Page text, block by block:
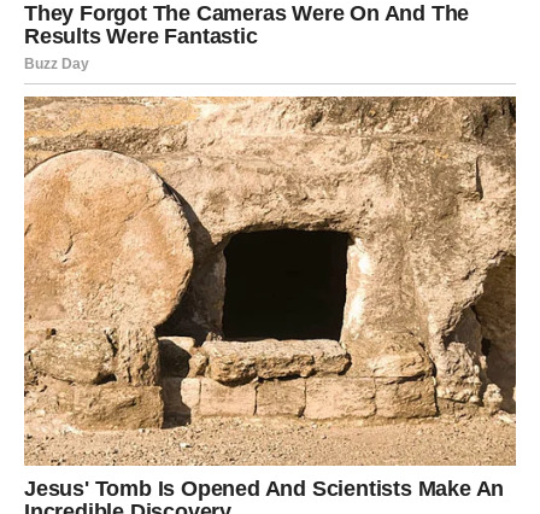
spremnost da uvijek krenete naprijed.
Sve ono što ste ulagali vraća vam se kroz srećne
okolnosti, finansijski napredak, ljubav, uspjeh i osjećaj da
vam život konačno daje ono što ste dugo zaslužili.
Završna poruka zvijezda za Ovna
Pred vama je poseban period u kojem ćete imati mnogo
razloga za sreću. Ljubav će procvjetati, finansije će se
značajno poboljšati, a poslovne prilike donijeće vam
uspjeh o kojem ste dugo razmišljali.
Budite otvoreni za nove mogućnosti, vjerujte svojim
odlukama i ne dozvolite da vas strah od promjena
zaustavi. Zvijezde jasno pokazuju da su upravo ovaj